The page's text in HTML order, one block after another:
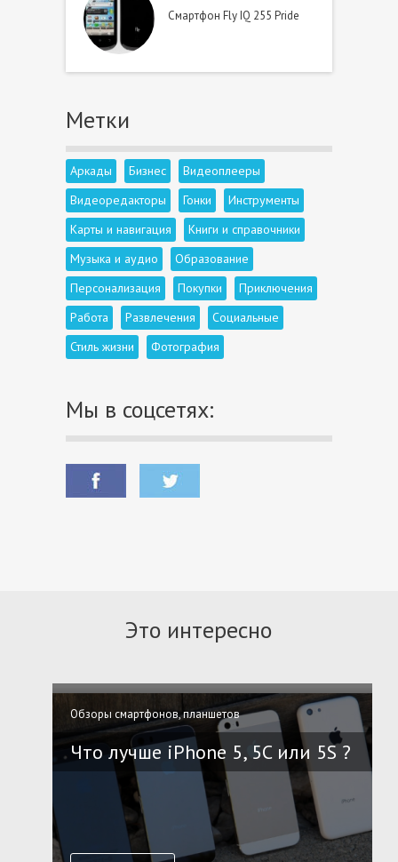
Смартфон Fly IQ 255 Pride
Метки
Аркады Бизнес
Видеоплееры
Видеоредакторы
Гонки
Инструменты
Карты и навигация
Книги и справочники
Музыка и аудио
Образование
Персонализация
Покупки
Приключения
Работа
Развлечения
Социальные
Стиль жизни
Фотография
Мы в соцсетях:
Это интересно
Обзоры смартфонов, планшетов
Что лучше iPhone 5, 5C или 5S ?